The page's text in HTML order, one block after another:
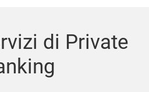
di Private